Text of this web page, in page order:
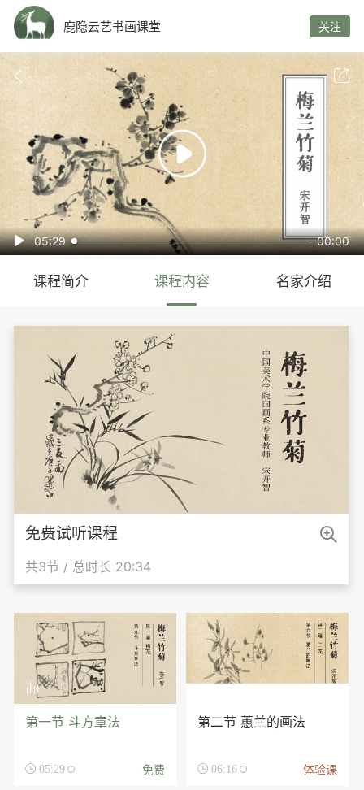
鹿隐云艺书画课堂 关注

 05:29 00:00
 
课程简介 课程内容 名家介绍
免费试听课程
共3节 / 总时长 20:34


第一节 斗方章法
 05:29 免费
第二节 蕙兰的画法
 06:16 体验课